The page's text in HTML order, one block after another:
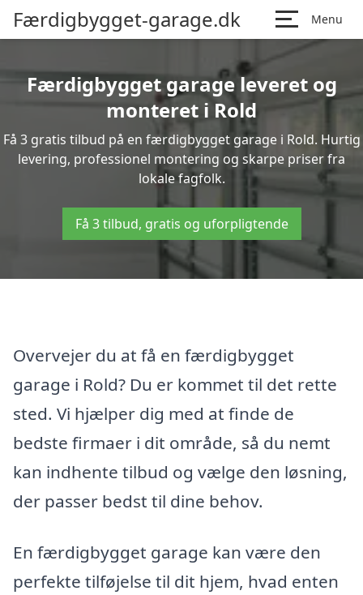
Færdigbygget-garage.dk Menu
Færdigbygget garage leveret og
monteret i Rold
Få 3 gratis tilbud på en færdigbygget garage i Rold. Hurtig
levering, professionel montering og skarpe priser fra
lokale fagfolk.
Få 3 tilbud, gratis og uforpligtende
Overvejer du at få en færdigbygget
garage i Rold? Du er kommet til det rette
sted. Vi hjælper dig med at finde de
bedste firmaer i dit område, så du nemt
kan indhente tilbud og vælge den løsning,
der passer bedst til dine behov.
En færdigbygget garage kan være den
perfekte tilføjelse til dit hjem, hvad enten